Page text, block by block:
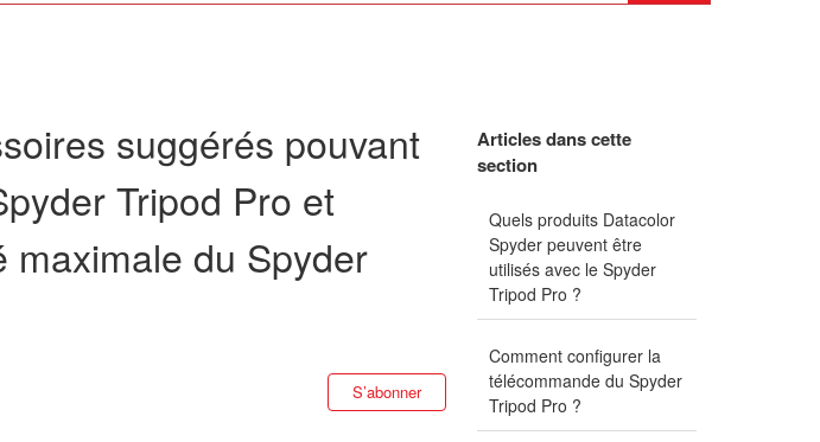
Articles dans cette
section
Quels produits Datacolor
Spyder peuvent être
utilisés avec le Spyder
Tripod Pro ?
Comment configurer la
télécommande du Spyder
Tripod Pro ?
suggérés pouvant
Tripod Pro et
maximale du Spyder
S’abonner Pas encore suivi par quelqu'un